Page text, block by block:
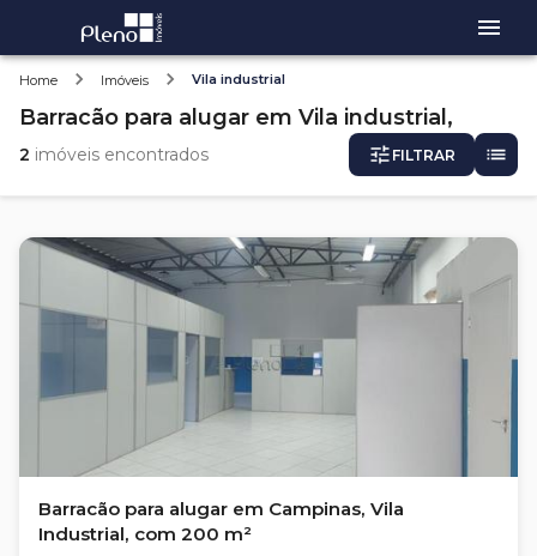
Home Imóveis Vila industrial
Barracão para alugar em Vila industrial,
2 imóveis encontrados FILTRAR
Barracão para alugar em Campinas, Vila
Industrial, com 200 m²